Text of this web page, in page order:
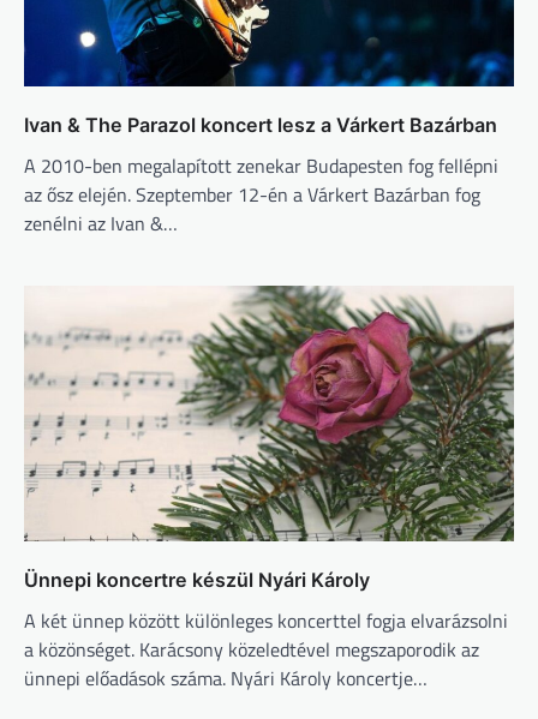
Ivan & The Parazol koncert lesz a Várkert Bazárban
A 2010-ben megalapított zenekar Budapesten fog fellépni
az ősz elején. Szeptember 12-én a Várkert Bazárban fog
zenélni az Ivan &…
Ünnepi koncertre készül Nyári Károly
A két ünnep között különleges koncerttel fogja elvarázsolni
a közönséget. Karácsony közeledtével megszaporodik az
ünnepi előadások száma. Nyári Károly koncertje…